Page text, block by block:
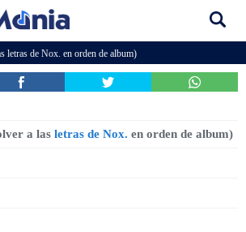
letras de Nox. en orden de album)
a las letras de Nox. en orden de album)